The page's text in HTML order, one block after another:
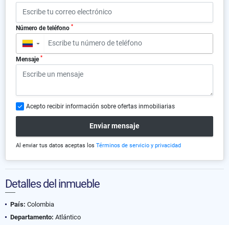
Número de teléfono *
▼
Mensaje *
Acepto recibir información sobre ofertas inmobiliarias
Enviar mensaje
Al enviar tus datos aceptas los Términos de servicio y privacidad
Detalles del inmueble
País: Colombia
Departamento: Atlántico